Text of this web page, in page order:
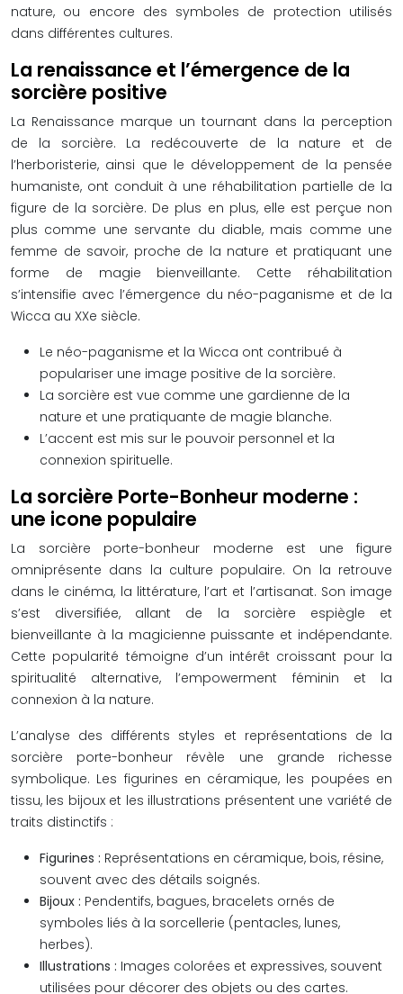
nature, ou encore des symboles de protection utilisés
dans différentes cultures.
La renaissance et l’émergence de la
sorcière positive
La Renaissance marque un tournant dans la perception
de la sorcière. La redécouverte de la nature et de
l’herboristerie, ainsi que le développement de la pensée
humaniste, ont conduit à une réhabilitation partielle de la
figure de la sorcière. De plus en plus, elle est perçue non
plus comme une servante du diable, mais comme une
femme de savoir, proche de la nature et pratiquant une
forme de magie bienveillante. Cette réhabilitation
s’intensifie avec l’émergence du néo-paganisme et de la
Wicca au XXe siècle.
Le néo-paganisme et la Wicca ont contribué à
populariser une image positive de la sorcière.
La sorcière est vue comme une gardienne de la
nature et une pratiquante de magie blanche.
L’accent est mis sur le pouvoir personnel et la
connexion spirituelle.
La sorcière Porte-Bonheur moderne :
une icone populaire
La sorcière porte-bonheur moderne est une figure
omniprésente dans la culture populaire. On la retrouve
dans le cinéma, la littérature, l’art et l’artisanat. Son image
s’est diversifiée, allant de la sorcière espiègle et
bienveillante à la magicienne puissante et indépendante.
Cette popularité témoigne d’un intérêt croissant pour la
spiritualité alternative, l’empowerment féminin et la
connexion à la nature.
L’analyse des différents styles et représentations de la
sorcière porte-bonheur révèle une grande richesse
symbolique. Les figurines en céramique, les poupées en
tissu, les bijoux et les illustrations présentent une variété de
traits distinctifs :
Figurines : Représentations en céramique, bois, résine,
souvent avec des détails soignés.
Bijoux : Pendentifs, bagues, bracelets ornés de
symboles liés à la sorcellerie (pentacles, lunes,
herbes).
Illustrations : Images colorées et expressives, souvent
utilisées pour décorer des objets ou des cartes.